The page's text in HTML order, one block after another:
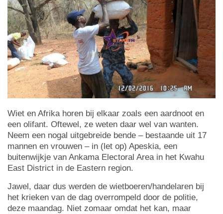
Wiet en Afrika horen bij elkaar zoals een aardnoot en
een olifant. Oftewel, ze weten daar wel van wanten.
Neem een nogal uitgebreide bende – bestaande uit 17
mannen en vrouwen – in (let op) Apeskia, een
buitenwijkje van Ankama Electoral Area in het Kwahu
East District in de Eastern region.
Jawel, daar dus werden de wietboeren/handelaren bij
het krieken van de dag overrompeld door de politie,
deze maandag. Niet zomaar omdat het kan, maar